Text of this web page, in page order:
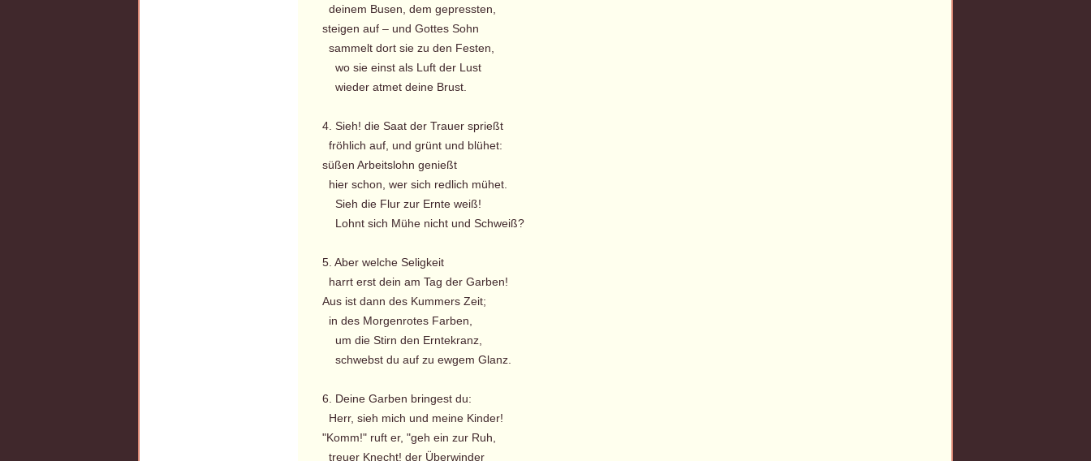
deinem Busen, dem gepressten,
steigen auf – und Gottes Sohn
sammelt dort sie zu den Festen,
wo sie einst als Luft der Lust
wieder atmet deine Brust.
4. Sieh! die Saat der Trauer sprießt
fröhlich auf, und grünt und blühet:
süßen Arbeitslohn genießt
hier schon, wer sich redlich mühet.
Sieh die Flur zur Ernte weiß!
Lohnt sich Mühe nicht und Schweiß?
5. Aber welche Seligkeit
harrt erst dein am Tag der Garben!
Aus ist dann des Kummers Zeit;
in des Morgenrotes Farben,
um die Stirn den Erntekranz,
schwebst du auf zu ewgem Glanz.
6. Deine Garben bringest du:
Herr, sieh mich und meine Kinder!
"Komm!" ruft er, "geh ein zur Ruh,
treuer Knecht! der Überwinder